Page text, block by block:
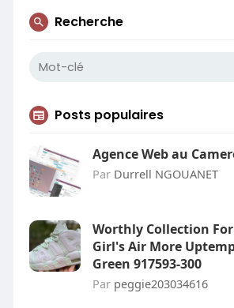
Recherche
Posts populaires
Agence Web au
Par Durrell NGOUANET
Worthly Collection
Girl's Air More
Green 917593-300
Par peggie203034616